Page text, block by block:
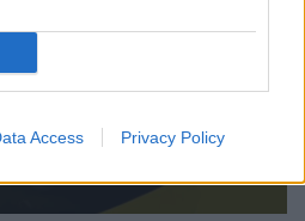
Access Privacy Policy